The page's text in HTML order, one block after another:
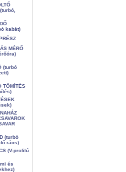
kabát)
MÉRŐ
(turbó
TÖMÍTÉS
(turbó
rács)
(V-profilú
és